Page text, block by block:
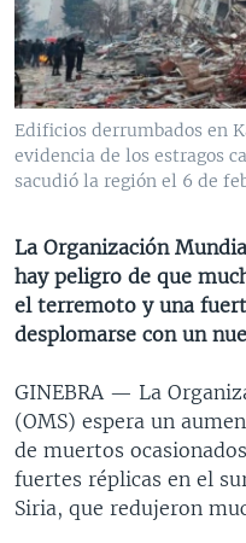
VENEZUELA
BRASIL
NICARAGUA
ECONOMÍA
ENTRETENIMIENTO Y
TECNOLOGÍA
DEPORTES
CIENCIA Y SALUD
MULTIMEDIA
VIDEOS
FOTOGRAFÍA
AUDIOS
PROGRAMAS TV
EL MUNDO AL DÍA
FORO INTERAMERICANO
VISIÓN 360
LAS CLAVES
PANORAMA
RADIO
AVANCE INFORMATIVO
AUDIONOTICIAS
BUENOS DÍAS AMÉRICA
ESTADOS UNIDOS AL DÍA
EL MUNDO AL DÍA [RADIO]
DEPORTIVO
NOTA ECONÓMICA
ENTRETENIMIENTO
DIRECT
DOCUMENTALES DE LA VOA
Learning English
SÍGANOS
Idiomas
Edificios derrumbados en
evidencia de los estragos
sacudió la región el 6 de
La Organización
hay peligro de que
el terremoto y una
desplomarse con un
GINEBRA — La
(OMS) espera un
de muertos
fuertes réplicas en el
Siria, que redujeron